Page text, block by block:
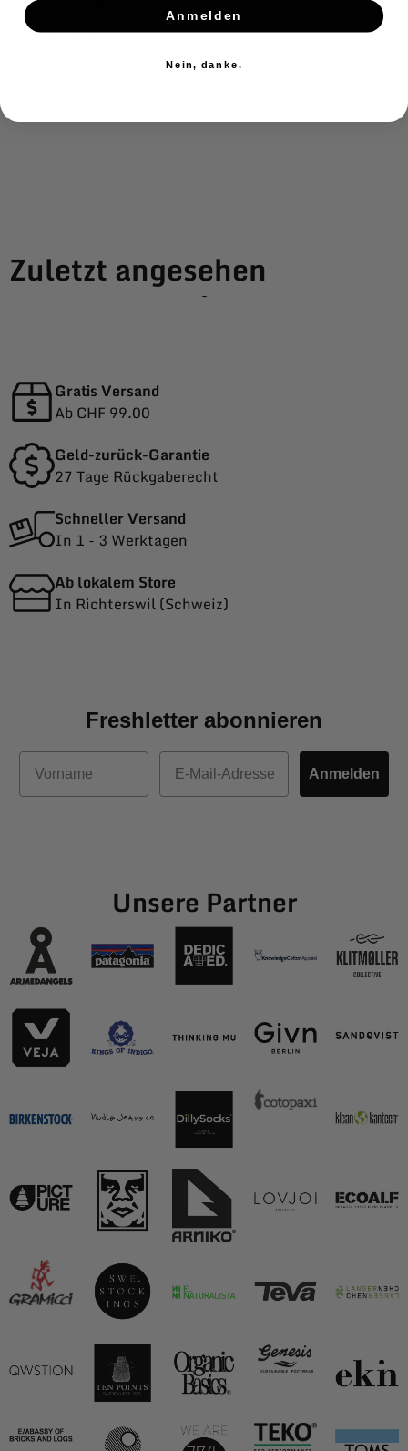
Armedangels
Zuletzt angesehen
-
Gratis Versand
Ab CHF 99.00
Geld-zurück-Garantie
27 Tage Rückgaberecht
Schneller Versand
In 1 - 3 Werktagen
Ab lokalem Store
In Richterswil (Schweiz)
Freshletter abonnieren
Anmelden
Unsere Partner
Anmelden
Nein, danke.